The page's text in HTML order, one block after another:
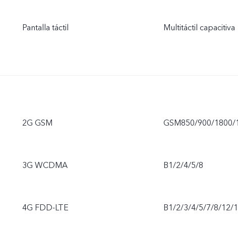
Pantalla táctil Multitáctil capacitiva
2G GSM GSM850/900/1800/
3G WCDMA B1/2/4/5/8
4G FDD-LTE B1/2/3/4/5/7/8/12/